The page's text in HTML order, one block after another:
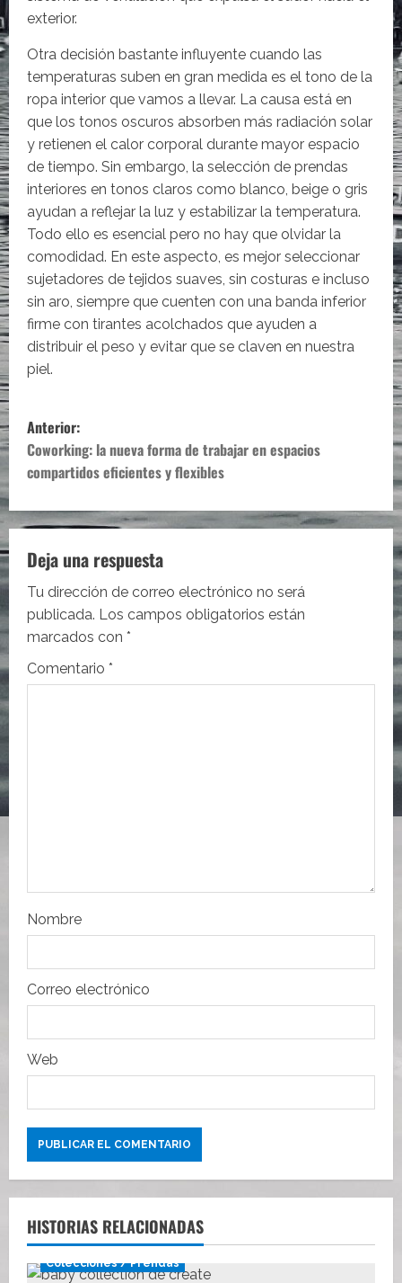
exterior.
Otra decisión bastante influyente cuando las
temperaturas suben en gran medida es el tono de la
ropa interior que vamos a llevar. La causa está en
que los tonos oscuros absorben más radiación solar
y retienen el calor corporal durante mayor espacio
de tiempo. Sin embargo, la selección de prendas
interiores en tonos claros como blanco, beige o gris
ayudan a reflejar la luz y estabilizar la temperatura.
Todo ello es esencial pero no hay que olvidar la
comodidad. En este aspecto, es mejor seleccionar
sujetadores de tejidos suaves, sin costuras e incluso
sin aro, siempre que cuenten con una banda inferior
firme con tirantes acolchados que ayuden a
distribuir el peso y evitar que se claven en nuestra
piel.
N
a
e
g
a
c
i
n
t
r
d
a
s
Anterior:
Coworking: la nueva forma de trabajar en espacios
compartidos eficientes y flexibles
Deja una respuesta
Tu dirección de correo electrónico no será
publicada. Los campos obligatorios están
marcados con *
Comentario *
Nombre
Correo electrónico
Web
HISTORIAS RELACIONADAS
Colecciones / Prendas